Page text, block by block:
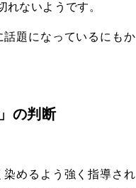
ないようです。
題になっているにもか
の判断
めるよう強く指導され